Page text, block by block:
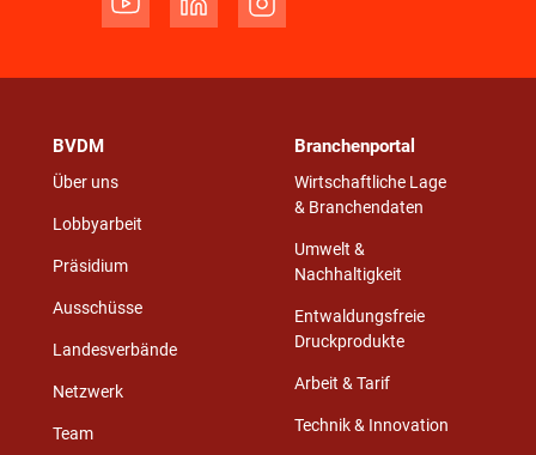
BVDM
Über uns
Lobbyarbeit
Präsidium
Ausschüsse
Landesverbände
Netzwerk
Team
Branchenportal
Wirtschaftliche Lage
& Branchendaten
Umwelt &
Nachhaltigkeit
Entwaldungsfreie
Druckprodukte
Arbeit & Tarif
Technik & Innovation